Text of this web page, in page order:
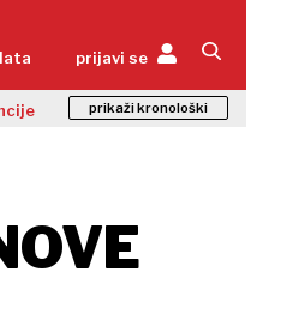
prijavi se
prikaži kronološki